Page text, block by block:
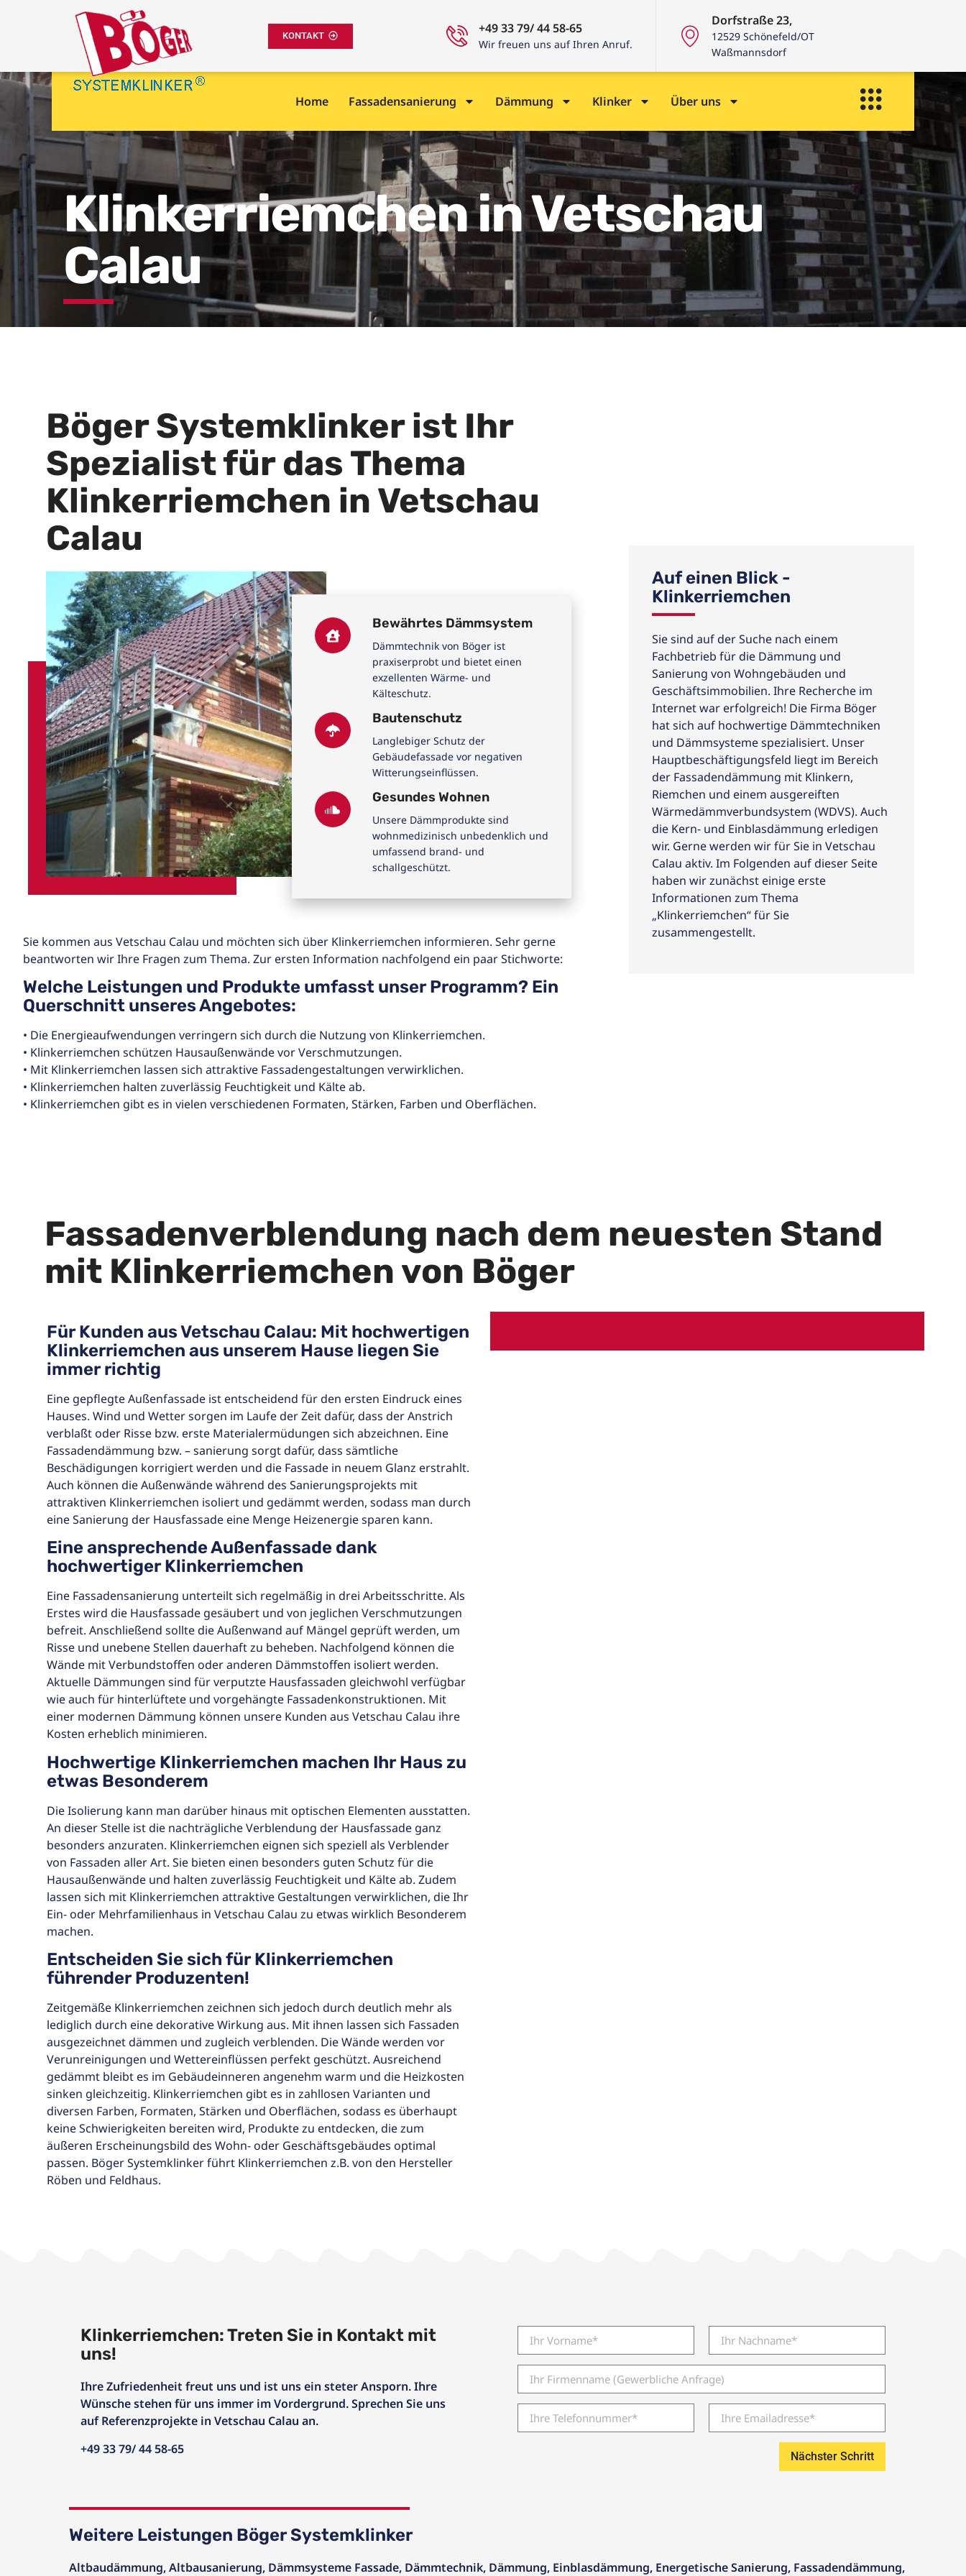
KONTAKT +49 33 79/ 44 58-65
Wir freuen uns auf Ihren Anruf.
Dorfstraße 23,
12529 Schönefeld/OT
Waßmannsdorf
Home Fassadensanierung Dämmung Klinker Über uns
Klinkerriemchen in Vetschau
Calau
Böger Systemklinker ist Ihr
Spezialist für das Thema
Klinkerriemchen in Vetschau
Calau
Bewährtes Dämmsystem
Dämmtechnik von Böger ist
praxiserprobt und bietet einen
exzellenten Wärme- und
Kälteschutz.
Bautenschutz
Langlebiger Schutz der
Gebäudefassade vor negativen
Witterungseinflüssen.
Gesundes Wohnen
Unsere Dämmprodukte sind
wohnmedizinisch unbedenklich und
umfassend brand- und
schallgeschützt.
Sie kommen aus Vetschau Calau und möchten sich über Klinkerriemchen informieren. Sehr gerne
beantworten wir Ihre Fragen zum Thema. Zur ersten Information nachfolgend ein paar Stichworte:
Welche Leistungen und Produkte umfasst unser Programm? Ein
Querschnitt unseres Angebotes:
• Die Energieaufwendungen verringern sich durch die Nutzung von Klinkerriemchen.
• Klinkerriemchen schützen Hausaußenwände vor Verschmutzungen.
• Mit Klinkerriemchen lassen sich attraktive Fassadengestaltungen verwirklichen.
• Klinkerriemchen halten zuverlässig Feuchtigkeit und Kälte ab.
• Klinkerriemchen gibt es in vielen verschiedenen Formaten, Stärken, Farben und Oberflächen.
Auf einen Blick -
Klinkerriemchen
Sie sind auf der Suche nach einem
Fachbetrieb für die Dämmung und
Sanierung von Wohngebäuden und
Geschäftsimmobilien. Ihre Recherche im
Internet war erfolgreich! Die Firma Böger
hat sich auf hochwertige Dämmtechniken
und Dämmsysteme spezialisiert. Unser
Hauptbeschäftigungsfeld liegt im Bereich
der Fassadendämmung mit Klinkern,
Riemchen und einem ausgereiften
Wärmedämmverbundsystem (WDVS). Auch
die Kern- und Einblasdämmung erledigen
wir. Gerne werden wir für Sie in Vetschau
Calau aktiv. Im Folgenden auf dieser Seite
haben wir zunächst einige erste
Informationen zum Thema
„Klinkerriemchen“ für Sie
zusammengestellt.
Fassadenverblendung nach dem neuesten Stand
mit Klinkerriemchen von Böger
Für Kunden aus Vetschau Calau: Mit hochwertigen
Klinkerriemchen aus unserem Hause liegen Sie
immer richtig
Eine gepflegte Außenfassade ist entscheidend für den ersten Eindruck eines
Hauses. Wind und Wetter sorgen im Laufe der Zeit dafür, dass der Anstrich
verblaßt oder Risse bzw. erste Materialermüdungen sich abzeichnen. Eine
Fassadendämmung bzw. – sanierung sorgt dafür, dass sämtliche
Beschädigungen korrigiert werden und die Fassade in neuem Glanz erstrahlt.
Auch können die Außenwände während des Sanierungsprojekts mit
attraktiven Klinkerriemchen isoliert und gedämmt werden, sodass man durch
eine Sanierung der Hausfassade eine Menge Heizenergie sparen kann.
Eine ansprechende Außenfassade dank
hochwertiger Klinkerriemchen
Eine Fassadensanierung unterteilt sich regelmäßig in drei Arbeitsschritte. Als
Erstes wird die Hausfassade gesäubert und von jeglichen Verschmutzungen
befreit. Anschließend sollte die Außenwand auf Mängel geprüft werden, um
Risse und unebene Stellen dauerhaft zu beheben. Nachfolgend können die
Wände mit Verbundstoffen oder anderen Dämmstoffen isoliert werden.
Aktuelle Dämmungen sind für verputzte Hausfassaden gleichwohl verfügbar
wie auch für hinterlüftete und vorgehängte Fassadenkonstruktionen. Mit
einer modernen Dämmung können unsere Kunden aus Vetschau Calau ihre
Kosten erheblich minimieren.
Hochwertige Klinkerriemchen machen Ihr Haus zu
etwas Besonderem
Die Isolierung kann man darüber hinaus mit optischen Elementen ausstatten.
An dieser Stelle ist die nachträgliche Verblendung der Hausfassade ganz
besonders anzuraten. Klinkerriemchen eignen sich speziell als Verblender
von Fassaden aller Art. Sie bieten einen besonders guten Schutz für die
Hausaußenwände und halten zuverlässig Feuchtigkeit und Kälte ab. Zudem
lassen sich mit Klinkerriemchen attraktive Gestaltungen verwirklichen, die Ihr
Ein- oder Mehrfamilienhaus in Vetschau Calau zu etwas wirklich Besonderem
machen.
Entscheiden Sie sich für Klinkerriemchen
führender Produzenten!
Zeitgemäße Klinkerriemchen zeichnen sich jedoch durch deutlich mehr als
lediglich durch eine dekorative Wirkung aus. Mit ihnen lassen sich Fassaden
ausgezeichnet dämmen und zugleich verblenden. Die Wände werden vor
Verunreinigungen und Wettereinflüssen perfekt geschützt. Ausreichend
gedämmt bleibt es im Gebäudeinneren angenehm warm und die Heizkosten
sinken gleichzeitig. Klinkerriemchen gibt es in zahllosen Varianten und
diversen Farben, Formaten, Stärken und Oberflächen, sodass es überhaupt
keine Schwierigkeiten bereiten wird, Produkte zu entdecken, die zum
äußeren Erscheinungsbild des Wohn- oder Geschäftsgebäudes optimal
passen. Böger Systemklinker führt Klinkerriemchen z.B. von den Hersteller
Röben und Feldhaus.
Klinkerriemchen: Treten Sie in Kontakt mit
uns!
Ihre Zufriedenheit freut uns und ist uns ein steter Ansporn. Ihre
Wünsche stehen für uns immer im Vordergrund. Sprechen Sie uns
auf Referenzprojekte in Vetschau Calau an.
+49 33 79/ 44 58-65
Nächster Schritt
Weitere Leistungen Böger Systemklinker
Altbaudämmung,Altbausanierung, Dämmsysteme Fassade, Dämmtechnik, Dämmung, Einblasdämmung, Energetische Sanierung, Fassadendämmung,